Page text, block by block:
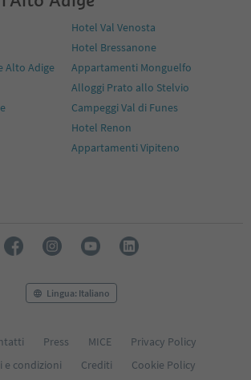
Hotel Val Venosta
Hotel Bressanone
Alto Adige
Appartamenti Monguelfo
Alloggi Prato allo Stelvio
Campeggi Val di Funes
Hotel Renon
Appartamenti Vipiteno
Lingua: Italiano
Press MICE
Privacy Policy
e condizioni
Crediti
Cookie Policy